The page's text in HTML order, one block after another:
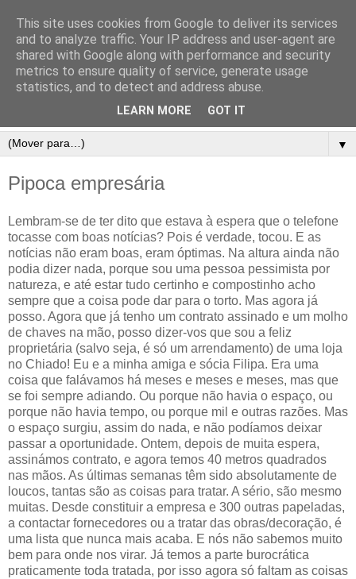
▼
Pipoca empresária
Lembram-se de ter dito que estava à espera que o telefone
tocasse com boas notícias? Pois é verdade, tocou. E as
notícias não eram boas, eram óptimas. Na altura ainda não
podia dizer nada, porque sou uma pessoa pessimista por
natureza, e até estar tudo certinho e compostinho acho
sempre que a coisa pode dar para o torto. Mas agora já
posso. Agora que já tenho um contrato assinado e um molho
de chaves na mão, posso dizer-vos que sou a feliz
proprietária (salvo seja, é só um arrendamento) de uma loja
no Chiado! Eu e a minha amiga e sócia Filipa. Era uma
coisa que falávamos há meses e meses e meses, mas que
se foi sempre adiando. Ou porque não havia o espaço, ou
porque não havia tempo, ou porque mil e outras razões. Mas
o espaço surgiu, assim do nada, e não podíamos deixar
passar a oportunidade. Ontem, depois de muita espera,
assinámos contrato, e agora temos 40 metros quadrados
nas mãos. As últimas semanas têm sido absolutamente de
loucos, tantas são as coisas para tratar. A sério, são mesmo
muitas. Desde constituir a empresa e 300 outras papeladas,
a contactar fornecedores ou a tratar das obras/decoração, é
uma lista que nunca mais acaba. E nós não sabemos muito
bem para onde nos virar. Já temos a parte burocrática
praticamente toda tratada, por isso agora só faltam as coisas
This site uses cookies from Google to deliver its services
and to analyze traffic. Your IP address and user-agent are
shared with Google along with performance and security
metrics to ensure quality of service, generate usage
statistics, and to detect and address abuse.
LEARN MORE GOT IT